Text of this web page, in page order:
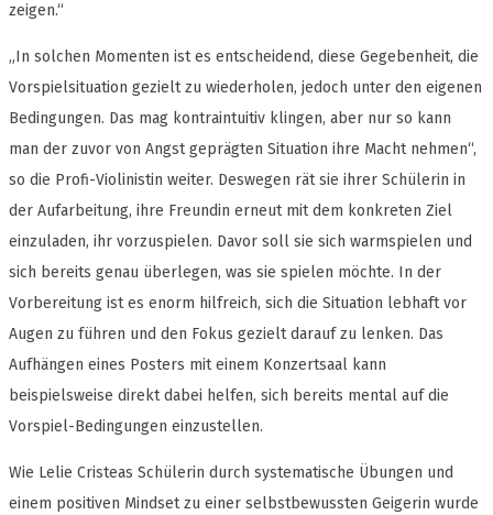
zeigen.“
„In solchen Momenten ist es entscheidend, diese Gegebenheit, die
Vorspielsituation gezielt zu wiederholen, jedoch unter den eigenen
Bedingungen. Das mag kontraintuitiv klingen, aber nur so kann
man der zuvor von Angst geprägten Situation ihre Macht nehmen“,
so die Profi-Violinistin weiter. Deswegen rät sie ihrer Schülerin in
der Aufarbeitung, ihre Freundin erneut mit dem konkreten Ziel
einzuladen, ihr vorzuspielen. Davor soll sie sich warmspielen und
sich bereits genau überlegen, was sie spielen möchte. In der
Vorbereitung ist es enorm hilfreich, sich die Situation lebhaft vor
Augen zu führen und den Fokus gezielt darauf zu lenken. Das
Aufhängen eines Posters mit einem Konzertsaal kann
beispielsweise direkt dabei helfen, sich bereits mental auf die
Vorspiel-Bedingungen einzustellen.
Wie Lelie Cristeas Schülerin durch systematische Übungen und
einem positiven Mindset zu einer selbstbewussten Geigerin wurde